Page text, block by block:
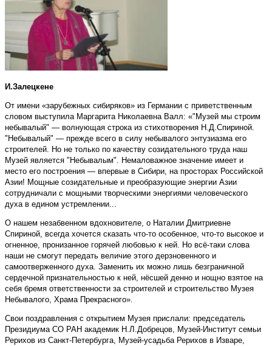
И.Залецкене
От имени «зарубежных сибиряков» из Германии с приветственным
словом выступила Маргарита Николаевна Валл: «"Музей мы строим
небывалый" — волнующая строка из стихотворения Н.Д.Спириной.
"Небывалый" — прежде всего в силу небывалого энтузиазма его
строителей. Но не только по качеству созидательного труда наш
Музей является "Небывалым". Немаловажное значение имеет и
место его построения — впервые в Сибири, на просторах Российской
Азии! Мощные созидательные и преобразующие энергии Азии
сотрудничали с мощными творческими энергиями человеческого
духа в едином устремлении...
О нашем незабвенном вдохновителе, о Наталии Дмитриевне
Спириной, всегда хочется сказать что-то особенное, что-то высокое и
огненное, пронизанное горячей любовью к ней. Но всё-таки слова
наши не смогут передать величие этого дерзновенного и
самоотверженного духа. Заменить их можно лишь безграничной
сердечной признательностью к ней, нёсшей денно и нощно взятое на
себя бремя ответственности за строителей и строительство Музея
Небывалого, Храма Прекрасного».
Свои поздравления с открытием Музея прислали: председатель
Президиума СО РАН академик Н.Л.Добрецов, Музей-Институт семьи
Рерихов из Санкт-Петербурга, Музей-усадьба Рерихов в Изваре,